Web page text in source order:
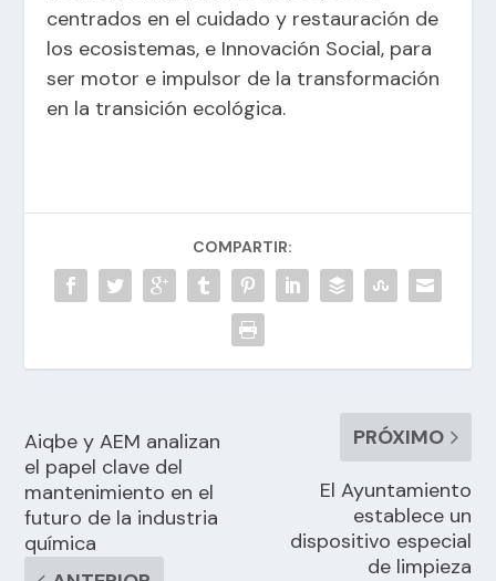
centrados en el cuidado y restauración de
los ecosistemas, e Innovación Social, para
ser motor e impulsor de la transformación
en la transición ecológica.
COMPARTIR:
Aiqbe y AEM analizan
el papel clave del
mantenimiento en el
futuro de la industria
química
PRÓXIMO
El Ayuntamiento
establece un
dispositivo especial
de limpieza